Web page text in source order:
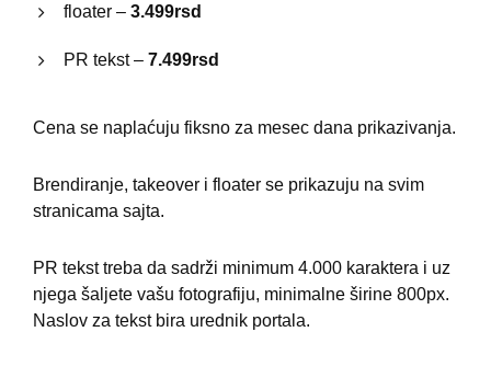
floater – 3.499rsd
PR tekst – 7.499rsd
Cena se naplaćuju fiksno za mesec dana prikazivanja.
Brendiranje, takeover i floater se prikazuju na svim
stranicama sajta.
PR tekst treba da sadrži minimum 4.000 karaktera i uz
njega šaljete vašu fotografiju, minimalne širine 800px.
Naslov za tekst bira urednik portala.